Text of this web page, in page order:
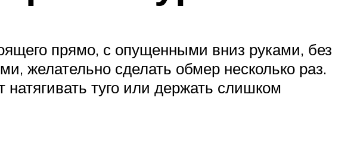
прямо, с опущенными вниз руками, без
желательно сделать обмер несколько раз.
туго или держать слишком